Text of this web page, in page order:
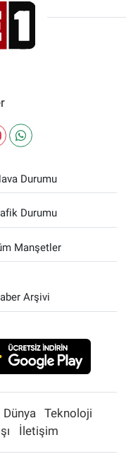
Durumu
Durumu
Manşetler
Arşivi
Dünya
Teknoloji
İletişim